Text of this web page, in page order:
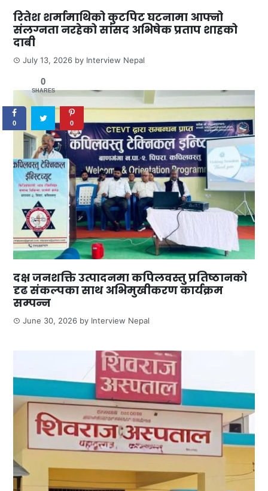
रितेश शर्मामाथिको कुटपिट घटनामा आफ्नो
संलग्नता नरहेको सांसद अभिषेक प्रताप शाहको
दाबी
July 13, 2026 by Interview Nepal
दक्ष जनशक्ति उत्पादनमा कपिलवस्तु प्रतिष्ठानको
दृढ संकल्पका साथ अभिमुखीकरण कार्यक्रम
सम्पन्न
June 30, 2026 by Interview Nepal
0
SHARES
0 0